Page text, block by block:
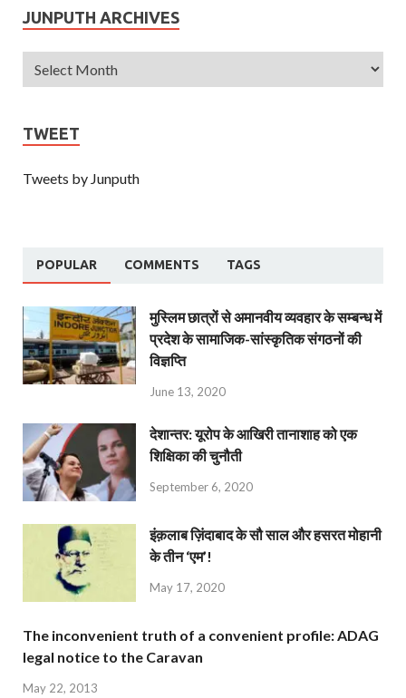
JUNPUTH ARCHIVES
TWEET
Tweets by Junputh
POPULAR COMMENTS TAGS
मुस्लिम छात्रों से अमानवीय व्यवहार के सम्बन्ध में
प्रदेश के सामाजिक-सांस्कृतिक संगठनों की
विज्ञप्ति
June 13, 2020
देशान्‍तर: यूरोप के आखिरी तानाशाह को एक
शिक्षिका की चुनौती
September 6, 2020
इंक़लाब ज़िंदाबाद के सौ साल और हसरत मोहानी
के तीन ‘एम’!
May 17, 2020
The inconvenient truth of a convenient profile: ADAG
legal notice to the Caravan
May 22, 2013